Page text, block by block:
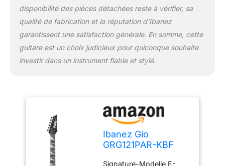
disponibilité des pièces détachées reste à vérifier, sa
qualité de fabrication et la réputation d’Ibanez
garantissent une satisfaction générale. En somme, cette
guitare est un choix judicieux pour quiconque souhaite
investir dans un instrument fiable et stylé.
Ibanez Gio
GRG121PAR-KBF
Signature-Modelle E-